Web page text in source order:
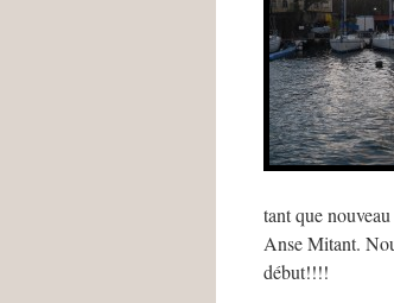
tant que
Anse Mitant.
début!!!!